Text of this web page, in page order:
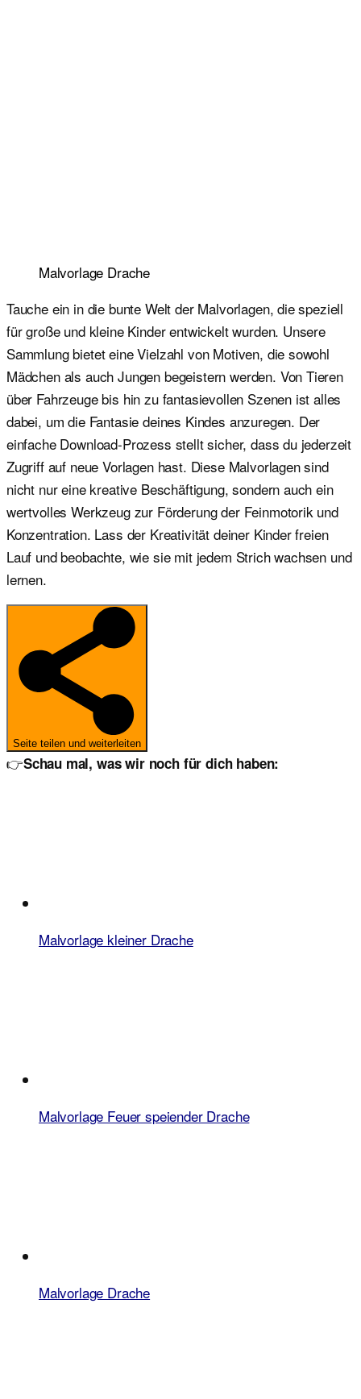
Malvorlage Drache
Tauche ein in die bunte Welt der Malvorlagen, die speziell
für große und kleine Kinder entwickelt wurden. Unsere
Sammlung bietet eine Vielzahl von Motiven, die sowohl
Mädchen als auch Jungen begeistern werden. Von Tieren
über Fahrzeuge bis hin zu fantasievollen Szenen ist alles
dabei, um die Fantasie deines Kindes anzuregen. Der
einfache Download-Prozess stellt sicher, dass du jederzeit
Zugriff auf neue Vorlagen hast. Diese Malvorlagen sind
nicht nur eine kreative Beschäftigung, sondern auch ein
wertvolles Werkzeug zur Förderung der Feinmotorik und
Konzentration. Lass der Kreativität deiner Kinder freien
Lauf und beobachte, wie sie mit jedem Strich wachsen und
lernen.
Seite teilen und weiterleiten
👉Schau mal, was wir noch für dich haben:
Malvorlage kleiner Drache
Malvorlage Feuer speiender Drache
Malvorlage Drache